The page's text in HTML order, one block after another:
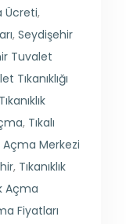
Ücreti,
, Seydişehir
Tuvalet
Tıkanıklığı
, Tıkalı
Açma Merkezi
, Tıkanıklık
Açma
Fiyatları